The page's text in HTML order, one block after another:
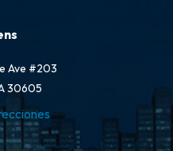
Ave #203
30605